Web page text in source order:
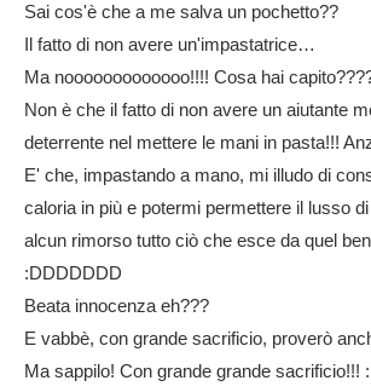
Sai cos'è che a me salva un pochetto??
Il fatto di non avere un'impastatrice…
Ma nooooooooooooo!!!! Cosa hai
Non è che il fatto di non avere un aiutante
deterrente nel mettere le mani in pasta!!!
E' che, impastando a mano, mi illudo di
caloria in più e potermi permettere il lusso
alcun rimorso tutto ciò che esce da quel
:DDDDDDD
Beata innocenza eh???
E vabbè, con grande sacrificio, proverò
Ma sappilo! Con grande grande sacrificio!!!